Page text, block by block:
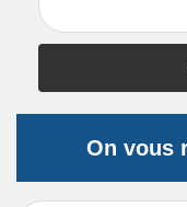
On vous